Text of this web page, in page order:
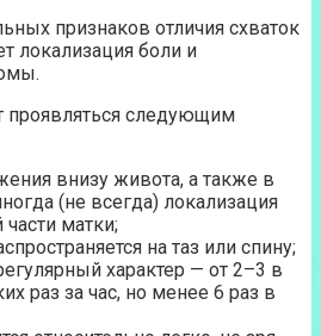
признаков отличия схваток
локализация боли и
проявляться следующим
внизу живота, а также в
(не всегда) локализация
матки;
на таз или спину;
характер — от 2–3 в
раз за час, но менее 6 раз в